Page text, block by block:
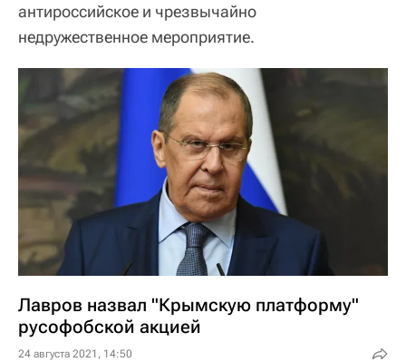
антироссийское и чрезвычайно
недружественное мероприятие.
Лавров назвал "Крымскую платформу"
русофобской акцией
24 августа 2021, 14:50